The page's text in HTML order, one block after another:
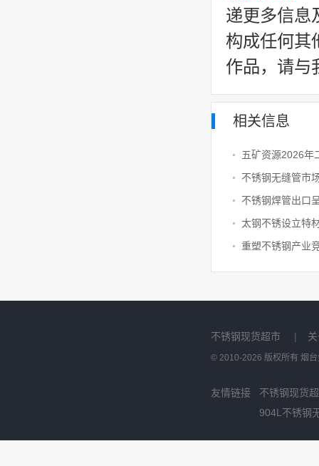
递更多信息
构成任何其
作品，请与
相关信息
五矿资源2026年
不锈钢现货超市 |
© 2010-2026 版权所有 烟
友情链接
不锈钢现货
904L不锈钢